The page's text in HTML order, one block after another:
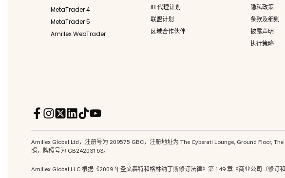
MetaTrader 4
MetaTrader 5
Amillex WebTrader
IB 代理计划
联盟计划
区域合作伙伴
隐私政策
条款及细则
披露声明
执行策略
Amillex Global Ltd，注册号为 209575 GBC，注册地址为 The Cyberati Lounge, Ground Floor,
照，牌照号为 GB24203163。
Amillex Global LLC 根据《2009 年圣文森特和格林纳丁斯修订法律》第 149 章《商业公司（修